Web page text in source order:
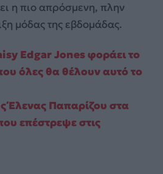
η πιο απρόσμενη, πλην
μόδας της εβδομάδας.
Edgar Jones φοράει το
όλες θα θέλουν αυτό το
Έλενας Παπαρίζου στα
επέστρεψε στις